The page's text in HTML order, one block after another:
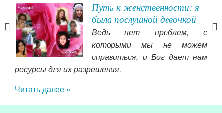
Путь к женственности: я
была послушной девочкой
Ведь нет проблем, с
которыми мы не можем
справиться, и Бог дает нам
ресурсы для их разрешения.
Читать далее »